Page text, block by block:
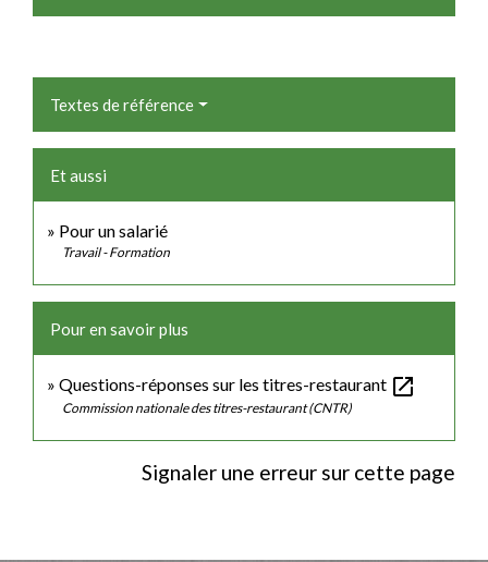
Textes de référence
Et aussi
Pour un salarié
Travail - Formation
Pour en savoir plus
Questions-réponses sur les titres-restaurant open_in_new
Commission nationale des titres-restaurant (CNTR)
Signaler une erreur sur cette page